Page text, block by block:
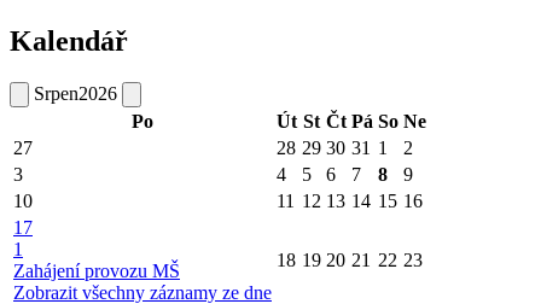
Kalendář
Srpen2026
Po
Út St Čt Pá So Ne
27
28 29 30 31 1
2
3
4 5 6 7 8
9
10
11 12 13 14 15 16
17
1
Zahájení provozu MŠ
Zobrazit všechny záznamy ze dne
18 19 20 21 22 23